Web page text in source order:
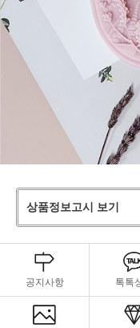
상품정보고시 보기
공지사항 톡톡